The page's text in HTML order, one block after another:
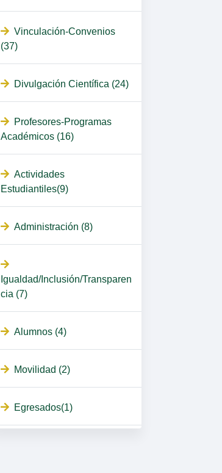
Vinculación-Convenios
(37)
Divulgación Científica (24)
Profesores-Programas
Académicos (16)
Actividades
Estudiantiles(9)
Administración (8)
Igualdad/Inclusión/Transparen
cia (7)
Alumnos (4)
Movilidad (2)
Egresados(1)